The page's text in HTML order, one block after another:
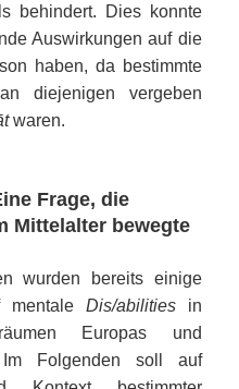
behindert. Dies konnte
Auswirkungen auf die
haben, da bestimmte
diejenigen vergeben
twaren.
Frage, die
Mittelalter bewegte
wurden bereits einige
mentale Dis/abilitiesin
Europas und
Im Folgenden soll auf